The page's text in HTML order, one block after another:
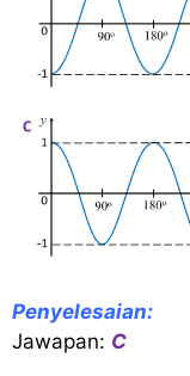
Penyelesaian:
Jawapan: C